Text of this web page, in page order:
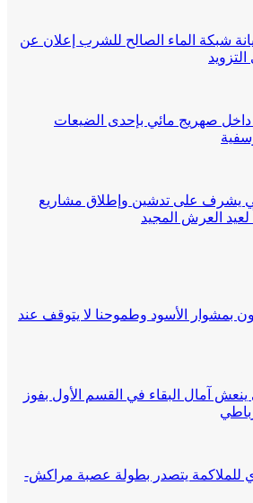
شبكة الماء الصالح للشرب إعلان عن
صهريج مائي بإحدى الضيعات
يشرف على تدشين وإطلاق مشاريع
لعيد العرش المجيد
بمشوار الأسود وطموحنا لا يتوقف عند
آمال البقاء في القسم الأول بفوز
للملاكمة يتصدر بطولة عصبة مراكش-